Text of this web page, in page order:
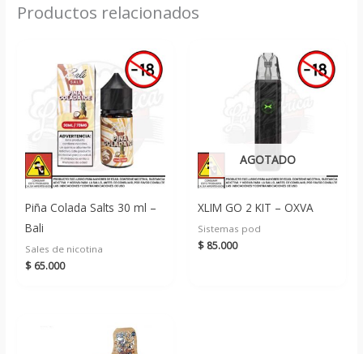
Productos relacionados
Piña Colada Salts 30 ml –
Bali
Sales de nicotina
$ 65.000
AGOTADO
XLIM GO 2 KIT – OXVA
Sistemas pod
$ 85.000